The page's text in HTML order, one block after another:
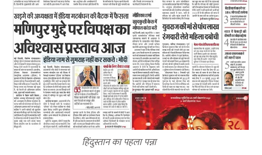
हिंदुस्तान का पहला पन्ना